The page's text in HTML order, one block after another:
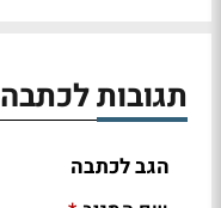
תגובות לכתבה
הגב לכתבה